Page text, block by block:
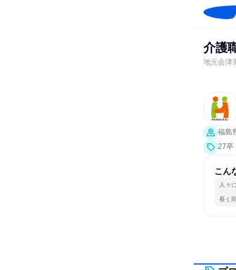
介護
地元会津
福島
27卒
こん
人々
長く